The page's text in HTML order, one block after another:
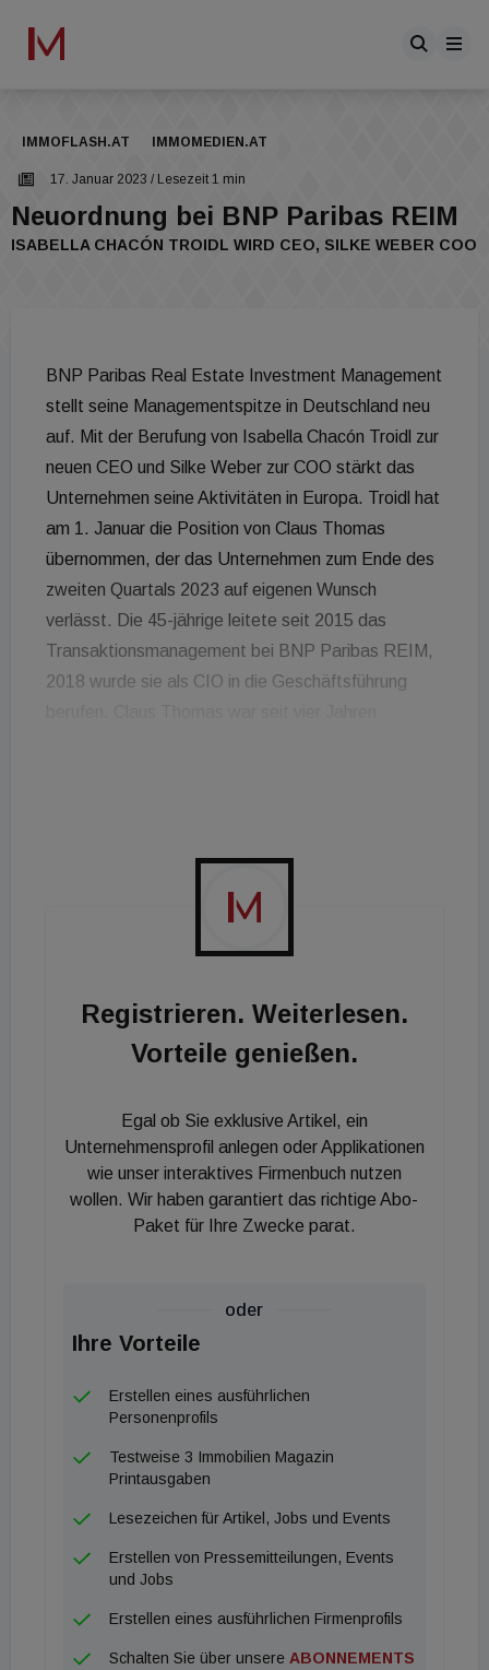
IMMOFLASH.AT IMMOMEDIEN.AT
17. Januar 2023 / Lesezeit 1 min
Neuordnung bei BNP Paribas REIM
ISABELLA CHACÓN TROIDL WIRD CEO, SILKE WEBER COO
BNP Paribas Real Estate Investment Management
stellt seine Managementspitze in Deutschland neu
auf. Mit der Berufung von Isabella Chacón Troidl zur
neuen CEO und Silke Weber zur COO stärkt das
Unternehmen seine Aktivitäten in Europa. Troidl hat
am 1. Januar die Position von Claus Thomas
übernommen, der das Unternehmen zum Ende des
zweiten Quartals 2023 auf eigenen Wunsch
verlässt. Die 45-jährige leitete seit 2015 das
Transaktionsmanagement bei BNP Paribas REIM,
2018 wurde sie als CIO in die Geschäftsführung
paneuropäisches Transaktions- und ganzheitliches
Asset Management sowie Research und ESG
fokussieren. Darüber hinaus verantwortet sie die
Unternehmensstrategie, Kommunikation und
Mitglied des Management Boards hat zum 1.
Januar Silke Weber übernommen. Sie wechselte
ist Diplom-Kauffrau und verfügt über mehr als 18
Jahre Berufserfahrung. Bei der Real I.S. war die
44-jährige zuletzt als Generalbevollmächtigte und
Leiterin des Bereichs Asset & Fund Operations
tätig. Dort trieb sie vor allem die Themen
Registrieren. Weiterlesen.
Vorteile genießen.
Egal ob Sie exklusive Artikel, ein
Unternehmensprofil anlegen oder Applikationen
wie unser interaktives Firmenbuch nutzen
wollen. Wir haben garantiert das richtige Abo-
Paket für Ihre Zwecke parat.
oder
Ihre Vorteile
Erstellen eines ausführlichen
Personenprofils
Testweise 3 Immobilien Magazin
Printausgaben
Lesezeichen für Artikel, Jobs und Events
Erstellen von Pressemitteilungen, Events
und Jobs
Erstellen eines ausführlichen Firmenprofils
Schalten Sie über unsere ABONNEMENTS